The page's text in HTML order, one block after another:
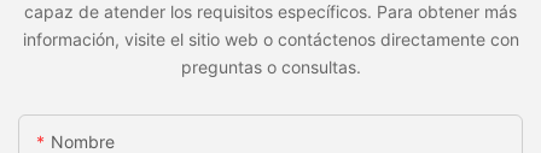
capaz de atender los requisitos específicos. Para obtener más
información, visite el sitio web o contáctenos directamente con
preguntas o consultas.
Nombre